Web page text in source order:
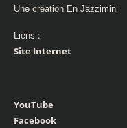
Une création En Jazzimini
Liens :
Site Internet
YouTube
Facebook